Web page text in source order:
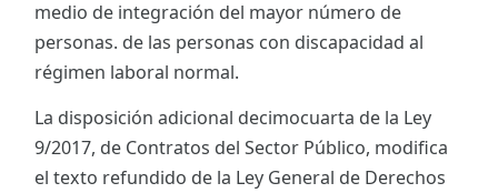
medio de integración del mayor número de
personas. de las personas con discapacidad al
régimen laboral normal.
La disposición adicional decimocuarta de la Ley
9/2017, de Contratos del Sector Público, modifica
el texto refundido de la Ley General de Derechos